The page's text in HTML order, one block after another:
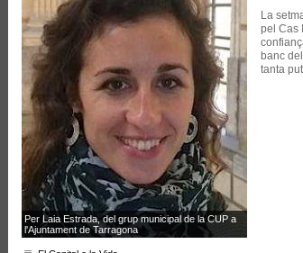
Per Laia Estrada, del grup municipal de la CUP a
l'Ajuntament de Tarragona
La
pel Cas
banc
tanta